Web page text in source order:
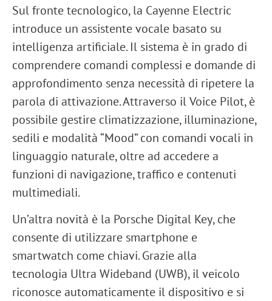
Sul fronte tecnologico, la Cayenne Electric
introduce un assistente vocale basato su
intelligenza artificiale. Il sistema è in grado di
comprendere comandi complessi e domande di
approfondimento senza necessità di ripetere la
parola di attivazione. Attraverso ilVoice Pilot, è
possibile gestire climatizzazione, illuminazione,
sedili e modalità “Mood” con comandi vocali in
linguaggio naturale, oltre ad accedere a
funzioni di navigazione, traffico e contenuti
multimediali.
Un’altra novità è la Porsche Digital Key, che
consente di utilizzare smartphone e
smartwatch come chiavi. Grazie alla
tecnologia Ultra Wideband (UWB), il veicolo
riconosce automaticamente il dispositivo e si